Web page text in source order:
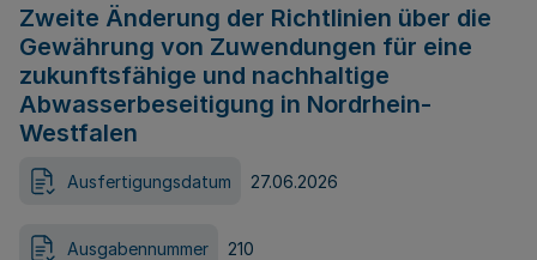
Zweite Änderung der Richtlinien über die
Gewährung von Zuwendungen für eine
zukunftsfähige und nachhaltige
Abwasserbeseitigung in Nordrhein-
Westfalen
Ausfertigungsdatum 27.06.2026
Ausgabennummer 210